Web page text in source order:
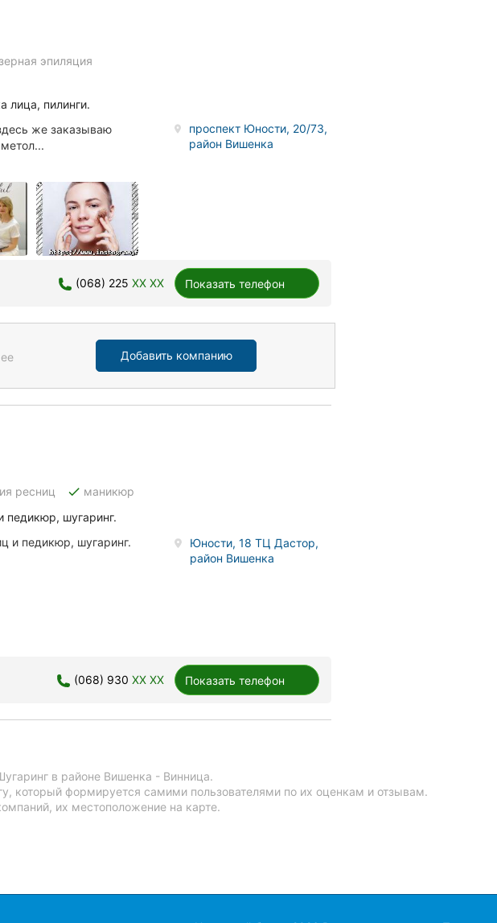
эпиляция
лица, пилинги.
же заказываю
проспект Юности, 20/73,
район Вишенка
(068) 225 XX XX Показать телефон
Добавить компанию
ресниц done маникюр
педикюр, шугаринг.
и педикюр, шугаринг.
Юности, 18 ТЦ Дастор,
район Вишенка
(068) 930 XX XX Показать телефон
в районе Вишенка - Винница.
который формируется самими пользователями по их оценкам и отзывам.
их местоположение на карте.